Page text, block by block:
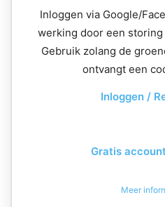
Inloggen via Google/
werking door een
Gebruik zolang de
ontvangt een
Inloggen /
Gratis
Meer